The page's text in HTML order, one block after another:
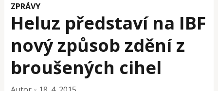
ZPRÁVY
Heluz představí na IBF
nový způsob zdění z
broušených cihel